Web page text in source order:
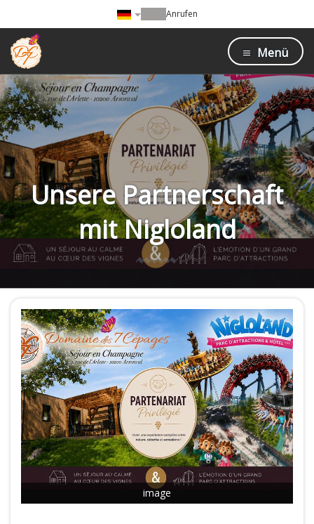
Anrufen
Menü
Unsere Partnerschaft
mit Nigloland
image